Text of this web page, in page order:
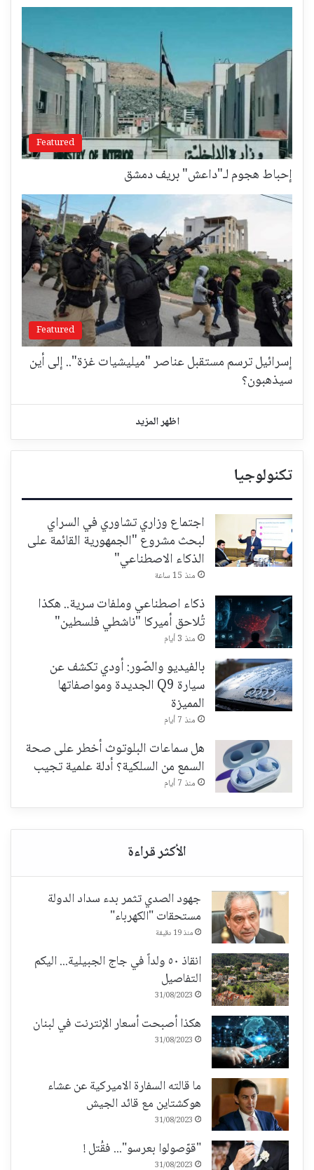
Featured
إحباط هجوم لـ"داعش" بريف دمشق
Featured
إسرائيل ترسم مستقبل عناصر "ميليشيات غزة".. إلى أين
سيذهبون؟
اظهر المزيد
تكنولوجيا
اجتماع وزاري تشاوري في السراي
لبحث مشروع "الجمهورية القائمة على
الذكاء الاصطناعي"
منذ 15 ساعة
ذكاء اصطناعي وملفات سرية.. هكذا
تُلاحق أميركا "ناشطي فلسطين"
منذ 3 أيام
بالفيديو والصّور: أودي تكشف عن
سيارة Q9 الجديدة ومواصفاتها
المميزة
منذ 7 أيام
هل سماعات البلوتوث أخطر على صحة
السمع من السلكية؟ أدلة علمية تجيب
منذ 7 أيام
جهود الصدي تثمر بدء سداد الدولة
مستحقات "الكهرباء"
منذ 19 دقيقة
انقاذ ٥٠ ولداً في جاج الجبيلية... اليكم
التفاصيل
31/08/2023
هكذا أصبحت أسعار الإنترنت في لبنان
31/08/2023
ما قالته السفارة الاميركية عن عشاء
هوكشتاين مع قائد الجيش
31/08/2023
"قوّصولوا بعرسو"... فقُتل !
31/08/2023